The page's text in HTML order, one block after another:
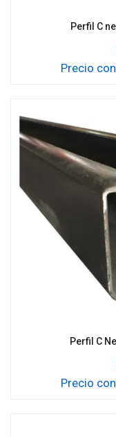
Perfil C
Precio
Perfil C
Precio